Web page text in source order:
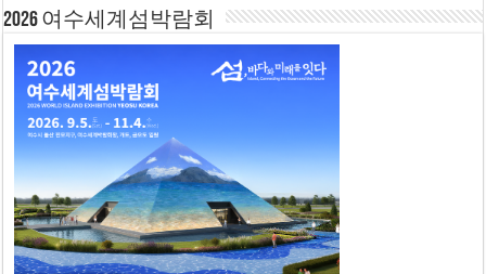
2026 여수세계섬박람회